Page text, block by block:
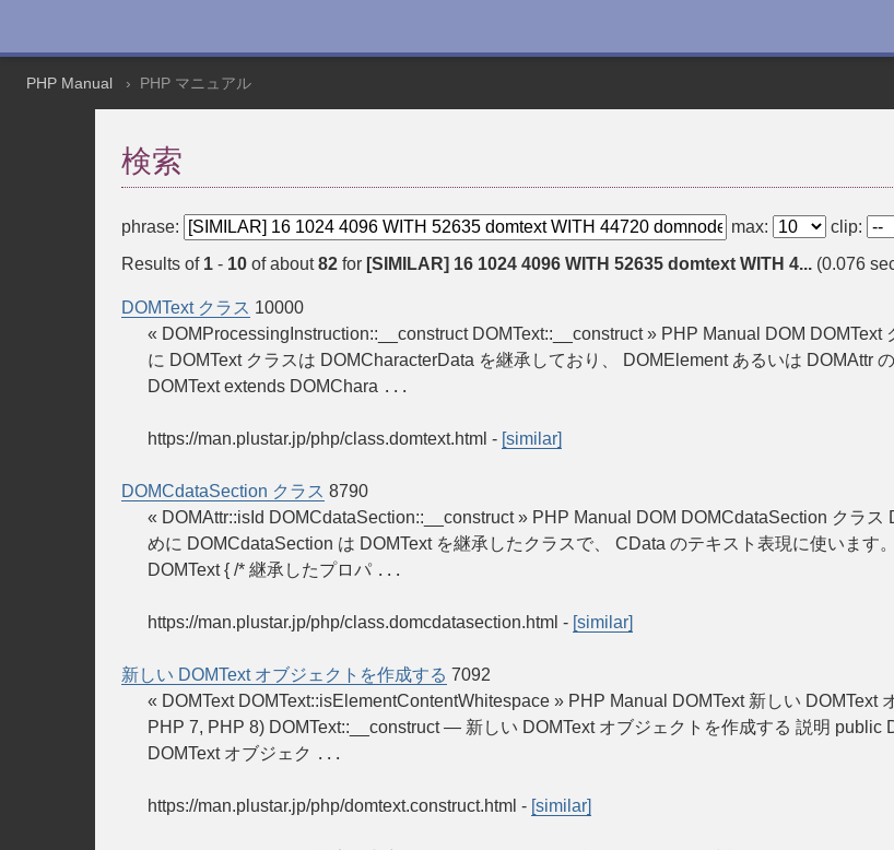
PHP Manual PHP マニュアル
検索
phrase: max:
clip:
Results of 1 - 10 of about82 for [SIMILAR] 16 1024 4096 WITH 52635 domtext WITH 4... (0.076
DOMText クラス 10000
« DOMProcessingInstruction::__construct DOMText::__construct » PHP Manual DOM
に DOMText クラスは DOMCharacterData を継承しており、 DOMElement あるいは DOMAttr
DOMText extends DOMChara ...
https://man.plustar.jp/php/class.domtext.html - [similar]
DOMCdataSection クラス 8790
« DOMAttr::isId DOMCdataSection::__construct » PHP Manual DOM DOMCdataSection クラ
めに DOMCdataSection は DOMText を継承したクラスで、 CData のテキスト表現に使います
DOMText { /* 継承したプロパ ...
https://man.plustar.jp/php/class.domcdatasection.html - [similar]
新しい DOMText オブジェクトを作成する 7092
« DOMText DOMText::isElementContentWhitespace » PHP Manual DOMText 新しい DOMText
PHP 7, PHP 8) DOMText::__construct — 新しい DOMText オブジェクトを作成する 説明 public
DOMText オブジェク
...
https://man.plustar.jp/php/domtext.construct.html - [similar]